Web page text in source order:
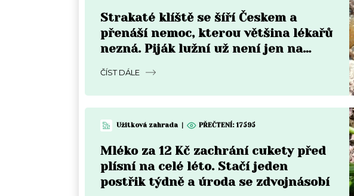
Strakaté klíště se šíří Českem a
přenáší nemoc, kterou většina lékařů
nezná. Piják lužní už není jen na
ČÍST DÁLE
Užitková zahrada | PŘEČTENÍ:17595
Mléko za 12 Kč zachrání cukety před
plísní na celé léto. Stačí jeden
postřik týdně a úroda se zdvojnásobí